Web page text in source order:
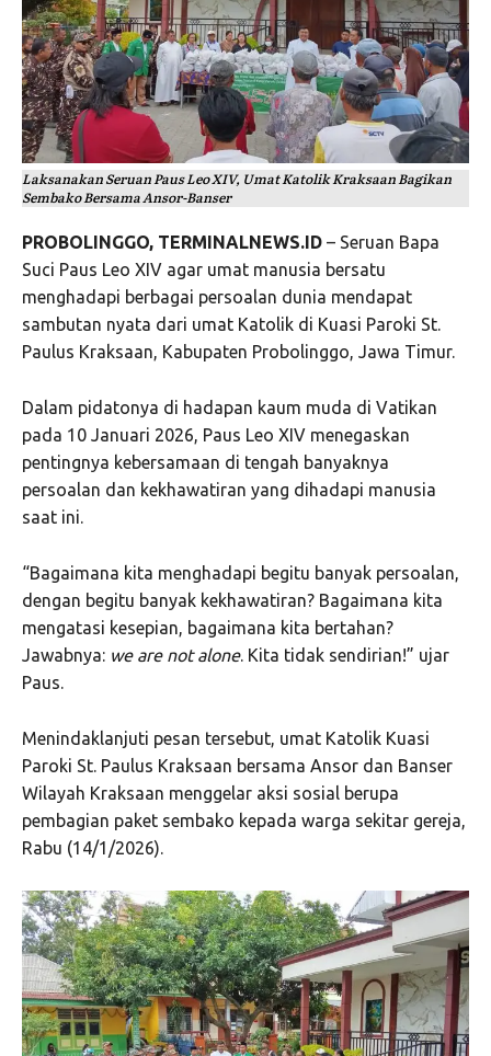
Laksanakan Seruan Paus Leo XIV, Umat Katolik Kraksaan Bagikan
Sembako Bersama Ansor-Banser
PROBOLINGGO, TERMINALNEWS.ID – Seruan Bapa
Suci Paus Leo XIV agar umat manusia bersatu
menghadapi berbagai persoalan dunia mendapat
sambutan nyata dari umat Katolik di Kuasi Paroki St.
Paulus Kraksaan, Kabupaten Probolinggo, Jawa Timur.
Dalam pidatonya di hadapan kaum muda di Vatikan
pada 10 Januari 2026, Paus Leo XIV menegaskan
pentingnya kebersamaan di tengah banyaknya
persoalan dan kekhawatiran yang dihadapi manusia
saat ini.
“Bagaimana kita menghadapi begitu banyak persoalan,
dengan begitu banyak kekhawatiran? Bagaimana kita
mengatasi kesepian, bagaimana kita bertahan?
Jawabnya: we are not alone. Kita tidak sendirian!” ujar
Paus.
Menindaklanjuti pesan tersebut, umat Katolik Kuasi
Paroki St. Paulus Kraksaan bersama Ansor dan Banser
Wilayah Kraksaan menggelar aksi sosial berupa
pembagian paket sembako kepada warga sekitar gereja,
Rabu (14/1/2026).